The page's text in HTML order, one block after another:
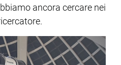
ancora cercare nei